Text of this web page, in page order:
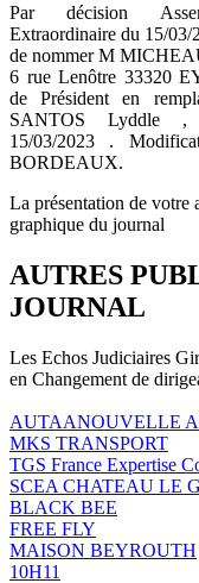
Par décision
Extraordinaire du 15/03/
de nommer M
6 rue Lenôtre 33320
de Président en
SANTOS Lyddle
15/03/2023 .
BORDEAUX.
La présentation de votre
graphique du journal
AUTRES
JOURNAL
Les Echos Judiciaires
en Changement de
AUTAANOUVELLE
MKS TRANSPORT
TGS France Expertise
SCEA CHATEAU LE
BLACK BEE
FREE FLY
MAISON BEYROUTH
10H11